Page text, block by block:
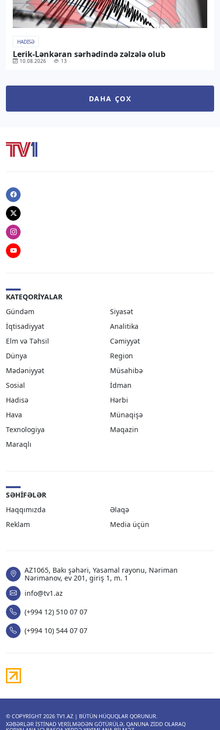
HADISƏ
Lerik-Lənkəran sərhədində zəlzələ olub
10.08.2026 13
DAHA ÇOX
Facebook
Twitter
Instagram
Youtube
KATEQORIYALAR
Gündəm
Siyasət
İqtisadiyyat
Analitika
Elm və Təhsil
Cəmiyyət
Dünya
Region
Mədəniyyət
Müsahibə
Sosial
İdman
Hadisə
Hərbi
Hava
Münaqişə
Texnologiya
Maqazin
Maraqlı
SƏHIFƏLƏR
Haqqımızda
Əlaqə
Reklam
Media üçün
AZ1065, Bakı şəhəri, Yasamal rayonu, Nəriman
Nərimanov, ev 201, giriş 1, m. 1
info@tv1.az
(+994 12) 510 07 07
(+994 10) 544 07 07
© COPYRIGHT 2026 TV1.AZ | BÜTÜN HÜQUQLAR QORUNUR.
XƏBƏRLƏR ISTINAD VERILMƏDƏN GÖTÜRÜLƏ, QANUNA ZIDD OLARAQ